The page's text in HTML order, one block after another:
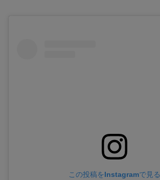
この投稿をInstagramで見る